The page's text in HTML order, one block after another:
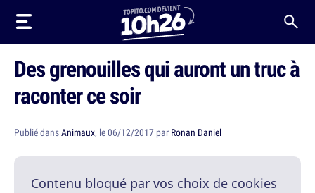
Des grenouilles qui auront un truc à
raconter ce soir
Publié dansAnimaux, le 06/12/2017 par Ronan Daniel
Contenu bloqué par vos choix de cookies